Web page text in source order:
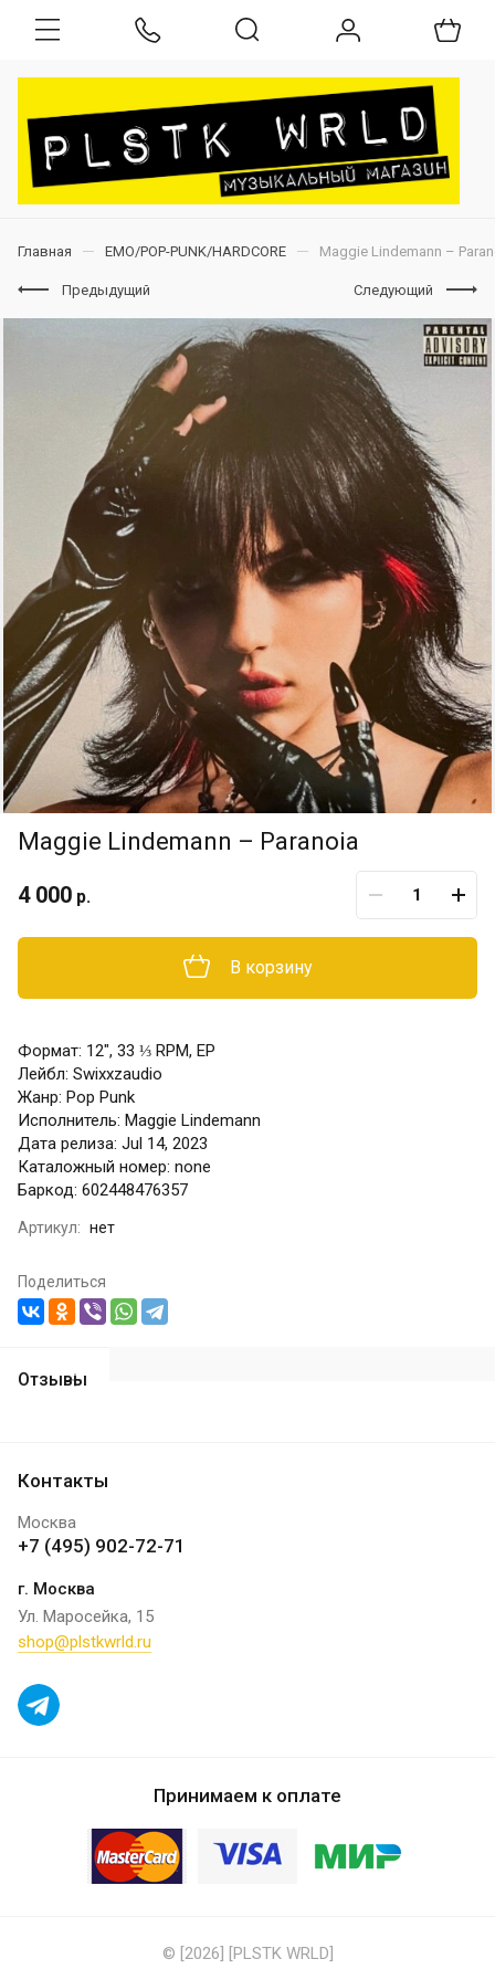
Главная EMO/POP-PUNK/HARDCORE Maggie Lindemann ‎–
Предыдущий Следующий
Maggie Lindemann ‎– Paranoia
4 000 р.
В корзину
Формат: 12", 33 ⅓ RPM, EP
Лейбл: Swixxzaudio
Жанр: Pop Punk
Исполнитель: Maggie Lindemann
Дата релиза: Jul 14, 2023
Каталожный номер: none
Баркод: 602448476357
Артикул: нет
Поделиться
Отзывы
Контакты
Москва
+7 (495) 902-72-71
г. Москва
Ул. Маросейка, 15
shop@plstkwrld.ru
Принимаем к оплате
© [2026] [PLSTK WRLD]